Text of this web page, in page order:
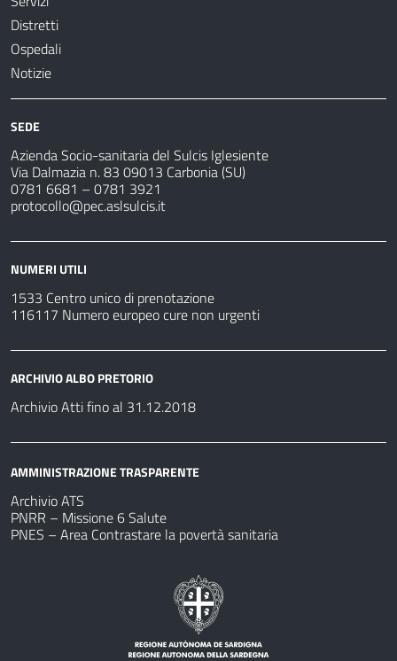
Distretti
Ospedali
Notizie
SEDE
Azienda Socio-sanitaria del Sulcis Iglesiente
Via Dalmazia n. 83 09013 Carbonia (SU)
0781 6681 – 0781 3921
protocollo@pec.aslsulcis.it
NUMERI UTILI
1533 Centro unico di prenotazione
116117 Numero europeo cure non urgenti
ARCHIVIO ALBO PRETORIO
Archivio Atti fino al 31.12.2018
AMMINISTRAZIONE TRASPARENTE
Archivio ATS
PNRR – Missione 6 Salute
PNES – Area Contrastare la povertà sanitaria